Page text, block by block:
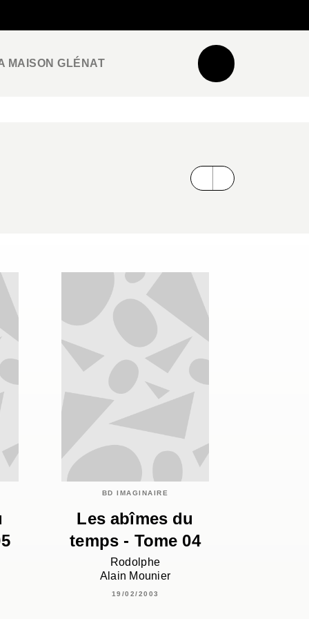
MAISON GLÉNAT
BD IMAGINAIRE
Les abîmes du
temps - Tome 04
Rodolphe
Alain Mounier
19/02/2003